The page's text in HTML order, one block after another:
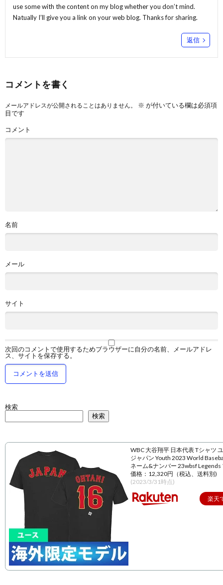
use some with the content on my blog whether you don’t mind.
Natually I’ll give you a link on your web blog. Thanks for sharing.
返信
コメントを書く
メールアドレスが公開されることはありません。 ※ が付いている欄は必須項
目です
コメント
名前
メール
サイト
次回のコメントで使用するためブラウザーに自分の名前、メールアドレ
ス、サイトを保存する。
検索
検索
WBC 大谷翔平 日本代表 Tシャツ
ジャパン Youth 2023 World
ネーム&ナンバー 23wbsf Legends
価格：12,320円（税込、送料別)
(2023/3/31時点)
楽天